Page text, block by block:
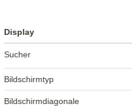
Display
Sucher
Bildschirmtyp
Bildschirmdiagonale